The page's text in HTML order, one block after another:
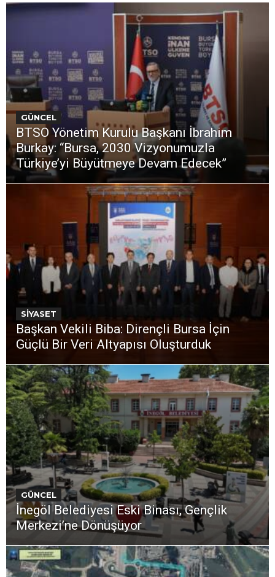
GÜNCEL
BTSO Yönetim Kurulu Başkanı İbrahim
Burkay: “Bursa, 2030 Vizyonumuzla
Türkiye’yi Büyütmeye Devam Edecek”
SİYASET
Başkan Vekili Biba: Dirençli Bursa İçin
Güçlü Bir Veri Altyapısı Oluşturduk
GÜNCEL
İnegöl Belediyesi Eski Binası, Gençlik
Merkezi’ne Dönüşüyor